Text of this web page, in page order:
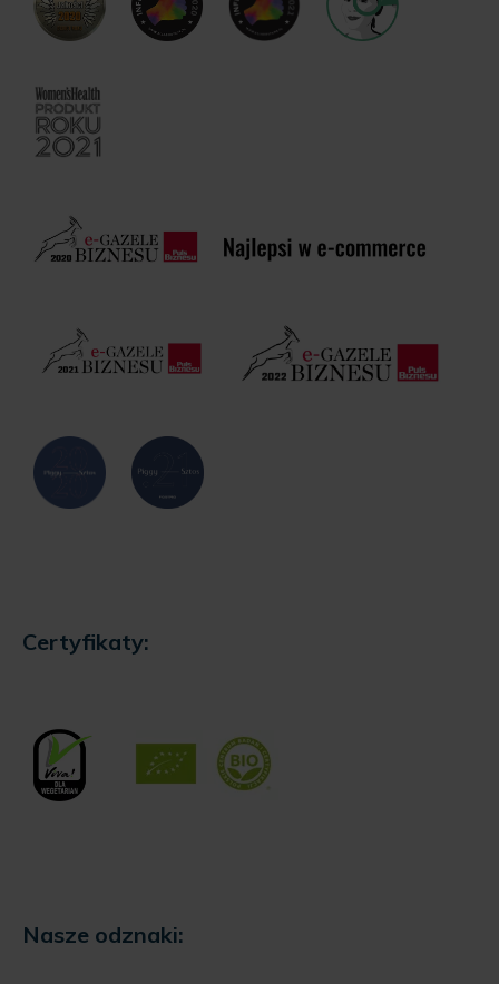
Certyfikaty:
Nasze odznaki: